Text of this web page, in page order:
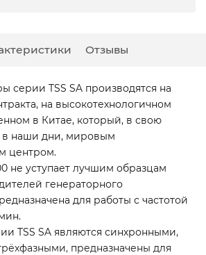
Отзывы
серии TSS SA производятся на
на высокотехнологичном
в Китае, который, в свою
в наши дни, мировым
центром.
не уступает лучшим образцам
генераторного
для работы с частотой
TSS SA являются синхронными,
предназначены для